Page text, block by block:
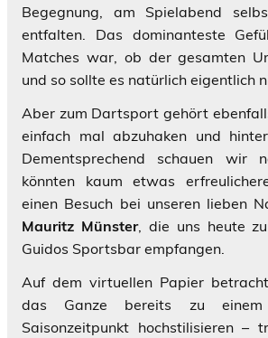
Begegnung, am Spielabend
entfalten. Das dominanteste
Matches war, ob der gesamten
und so sollte es natürlich eigentlich
Aber zum Dartsport gehört
einfach mal abzuhaken und
Dementsprechend schauen wir
könnten kaum etwas
einen Besuch bei unseren lieben
Mauritz Münster, die uns heute
Guidos Sportsbar empfangen.
Auf dem virtuellen Papier
das Ganze bereits zu
Saisonzeitpunkt hochstilisieren –